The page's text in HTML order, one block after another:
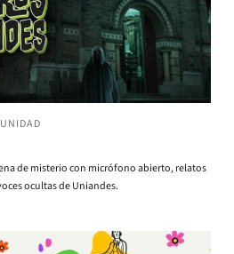
de misterio con micrófono abierto, relatos
ocultas de Uniandes.